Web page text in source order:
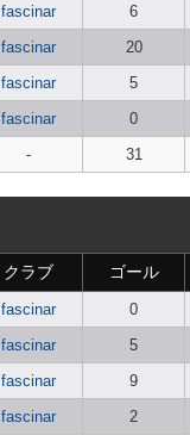
fascinar 6
fascinar 20
fascinar 5
fascinar 0
- 31
クラブ ゴール
fascinar 0
fascinar 5
fascinar 9
fascinar 2